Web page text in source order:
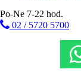
Po-Ne 7-22 hod.
02 / 5720 5700